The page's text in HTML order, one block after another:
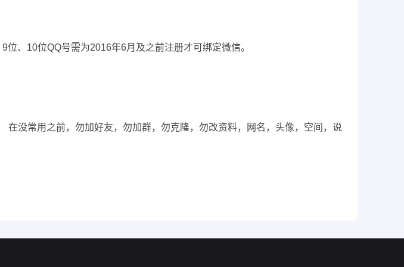
、10位QQ号需为2016年6月及之前注册才可绑定微信。
在没常用之前，勿加好友，勿加群，勿克隆，勿改资料，网名，头像，空间，说